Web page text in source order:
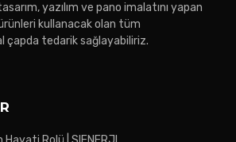
yazılım ve pano imalatını yapan
kullanacak olan tüm
çapda tedarik sağlayabiliriz.